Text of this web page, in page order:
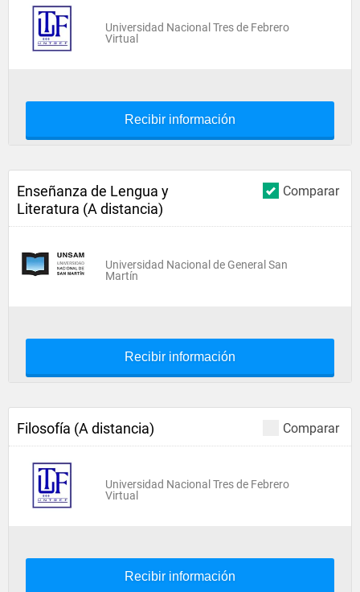
Universidad Nacional Tres de Febrero
Virtual
Recibir información
Comparar
Enseñanza de Lengua y
Literatura (A distancia)
Universidad Nacional de General San
Martín
Recibir información
Comparar
Filosofía (A distancia)
Universidad Nacional Tres de Febrero
Virtual
Recibir información